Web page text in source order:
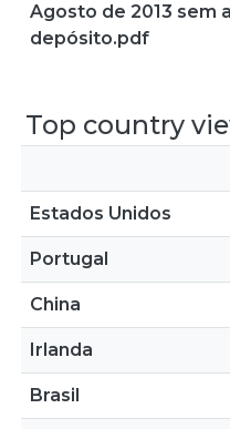
Agosto de 2013 sem
depósito.pdf
Top country
Estados Unidos
Portugal
China
Irlanda
Brasil